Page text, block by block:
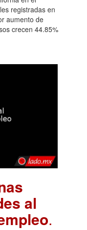
registradas en
aumento de
crecen 44.85%
al
.